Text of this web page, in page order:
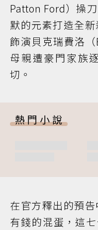
Patton Ford）操
默的元素打造全
飾演貝克瑞費洛
母親遭豪門家族
切。
熱門小說
在官方釋出的預
有錢的混蛋，這